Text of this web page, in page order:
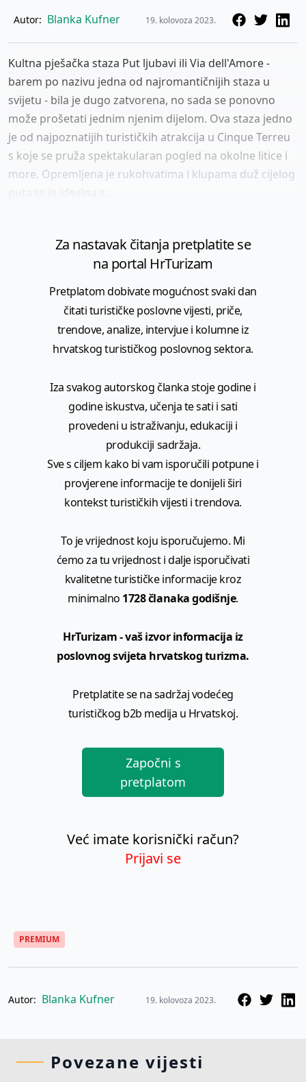
Autor: Blanka Kufner 19. kolovoza 2023.
Kultna pješačka staza Put ljubavi ili Via dell'Amore -
barem po nazivu jedna od najromantičnijih staza u
svijetu - bila je dugo zatvorena, no sada se ponovno
može prošetati jednim njenim dijelom. Ova staza jedno
je od najpoznatijih turističkih atrakcija u Cinque Terreu
s koje se pruža spektakularan pogled na okolne litice i
more. Opremljena je rukohvatima i klupama duž cijelog
Za nastavak čitanja pretplatite se
na portal HrTurizam
Pretplatom dobivate mogućnost svaki dan
čitati turističke poslovne vijesti, priče,
trendove, analize, intervjue i kolumne iz
hrvatskog turističkog poslovnog sektora.
Iza svakog autorskog članka stoje godine i
godine iskustva, učenja te sati i sati
provedeni u istraživanju, edukaciji i
produkciji sadržaja.
Sve s ciljem kako bi vam isporučili potpune i
provjerene informacije te donijeli širi
kontekst turističkih vijesti i trendova.
To je vrijednost koju isporučujemo. Mi
ćemo za tu vrijednost i dalje isporučivati
kvalitetne turističke informacije kroz
minimalno 1728 članaka godišnje.
HrTurizam - vaš izvor informacija iz
poslovnog svijeta hrvatskog turizma.
Pretplatite se na sadržaj vodećeg
turističkog b2b medija u Hrvatskoj.
Započni s
pretplatom
Već imate korisnički račun?
Prijavi se
PREMIUM
Autor: Blanka Kufner 19. kolovoza 2023.
Povezane vijesti